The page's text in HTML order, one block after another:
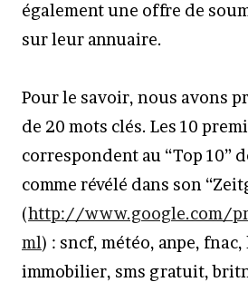
également une offre de
sur leur annuaire.
Pour le savoir, nous avons
de 20 mots clés. Les 10
correspondent au “Top 10”
comme révélé dans son
(http://www.google.com/
ml) : sncf, météo, anpe,
immobilier, sms gratuit,